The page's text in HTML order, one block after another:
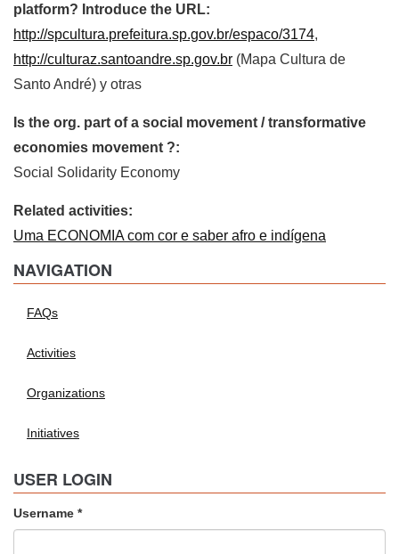
platform? Introduce the URL:
http://spcultura.prefeitura.sp.gov.br/espaco/3174,
http://culturaz.santoandre.sp.gov.br (Mapa Cultura de
Santo André) y otras
Is the org. part of a social movement / transformative
economies movement ?:
Social Solidarity Economy
Related activities:
Uma ECONOMIA com cor e saber afro e indígena
NAVIGATION
FAQs
Activities
Organizations
Initiatives
USER LOGIN
Username *